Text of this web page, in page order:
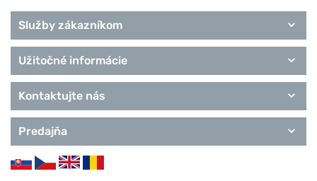
Broadway
Jazzmaster
Khaki Aviation
Khaki Field
Remienky Hamilton
Služby zákazníkom
Užitočné informácie
Kontaktujte nás
Predajňa